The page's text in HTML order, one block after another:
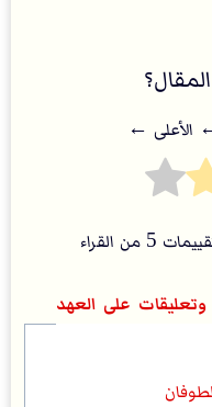
اﻷعلى ←
5 من القراء
على العهد